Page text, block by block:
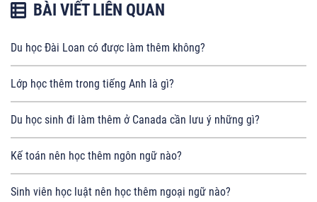
BÀI VIẾT LIÊN QUAN
Du học Đài Loan có được làm thêm không?
Lớp học thêm trong tiếng Anh là gì?
Du học sinh đi làm thêm ở Canada cần lưu ý những gì?
Kế toán nên học thêm ngôn ngữ nào?
Sinh viên học luật nên học thêm ngoại ngữ nào?